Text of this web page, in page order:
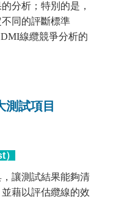
分析；特別的是，
同的評斷標準
線纜競爭分析的
測試項目
讓測試結果能夠清
藉以評估纜線的效